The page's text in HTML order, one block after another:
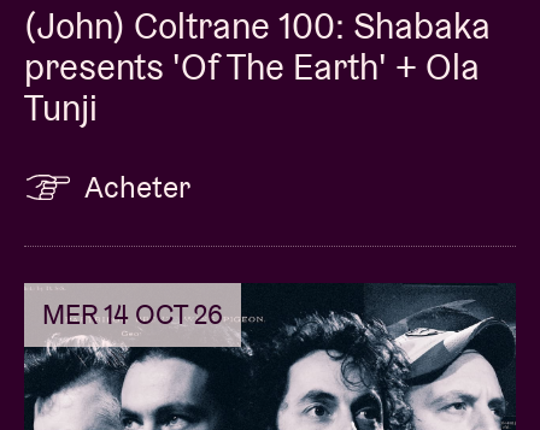
(John) Coltrane 100: Shabaka
presents 'Of The Earth' + Ola
Tunji
Acheter
MER 14 OCT 26